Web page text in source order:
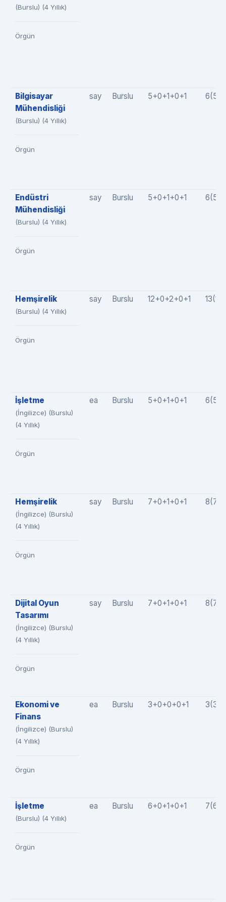
(Burslu) (4 Yıllık)
Örgün
Bilgisayar
Mühendisliği
(Burslu) (4 Yıllık)
Örgün
say Burslu 5+0+1+0+1
Endüstri
Mühendisliği
(Burslu) (4 Yıllık)
Örgün
say Burslu 5+0+1+0+1
Hemşirelik
(Burslu) (4 Yıllık)
Örgün
say Burslu 12+0+2+0+1
İşletme
(İngilizce) (Burslu)
(4 Yıllık)
Örgün
ea Burslu 5+0+1+0+1
Hemşirelik
(İngilizce) (Burslu)
(4 Yıllık)
Örgün
say Burslu 7+0+1+0+1
Dijital Oyun
Tasarımı
(İngilizce) (Burslu)
(4 Yıllık)
Örgün
say Burslu 7+0+1+0+1
Ekonomi ve
Finans
(İngilizce) (Burslu)
(4 Yıllık)
Örgün
ea Burslu 3+0+0+0+1
İşletme
(Burslu) (4 Yıllık)
Örgün
ea Burslu 6+0+1+0+1